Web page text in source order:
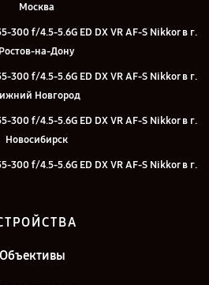
Москва
300 f/4.5-5.6G ED DX VR AF-S Nikkor в г.
Ростов-на-Дону
300 f/4.5-5.6G ED DX VR AF-S Nikkor в г.
Новгород
300 f/4.5-5.6G ED DX VR AF-S Nikkor в г.
Новосибирск
300 f/4.5-5.6G ED DX VR AF-S Nikkor в г.
Екатеринбург
300 f/4.5-5.6G ED DX VR AF-S Nikkor в г.
Объективы